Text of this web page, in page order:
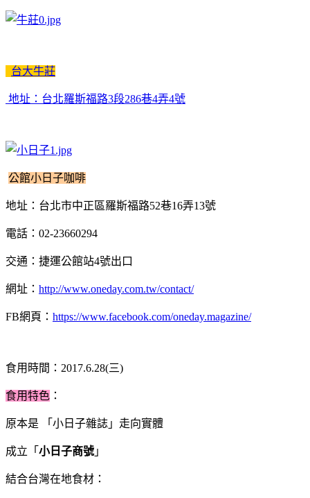
台大牛莊
地址：台北羅斯福路3段286巷4弄4號
公館小日子咖啡
地址：台北市中正區羅斯福路52巷16弄13號
電話：02-23660294
交通：捷運公館站4號出口
網址： http://www.oneday.com.tw/contact/
FB網頁： https://www.facebook.com/oneday.magazine/
食用時間：2017.6.28(三)
食用特色 ：
原本是 「小日子雜誌」走向實體
成立「 小日子商號」
結合台灣在地食材：